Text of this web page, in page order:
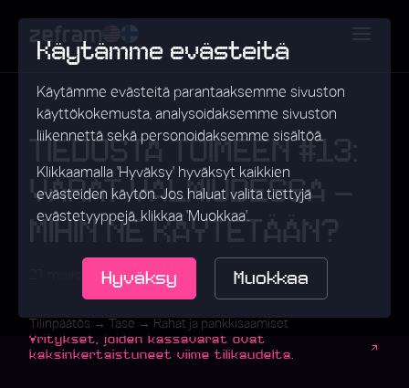
Käytämme evästeitä
Käytämme evästeitä parantaaksemme sivuston
käyttökokemusta, analysoidaksemme sivuston
liikennettä sekä personoidaksemme sisältöä.
Klikkaamalla 'Hyväksy' hyväksyt kaikkien
evästeiden käytön. Jos haluat valita tiettyjä
evästetyyppejä, klikkaa 'Muokkaa'.
Hyväksy Muokkaa
TIEDOSTA TOIMEEN #13:
VARAT VALMIUDESSA –
MIHIN NE KÄYTETÄÄN?
27. maaliskuuta 2025• Data
Tilinpäätös → Tase → Rahat ja pankkisaamiset
Yritykset, joiden kassavarat ovat
kaksinkertaistuneet viime tilikaudelta.